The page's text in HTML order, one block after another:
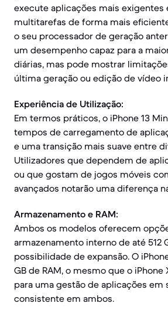
execute aplicações mais exigentes
multitarefas de forma mais
o seu processador de geração
um desempenho capaz para a
diárias, mas pode mostrar
última geração ou edição de vídeo
Experiência de Utilização:
Em termos práticos, o iPhone 13
tempos de carregamento de
e uma transição mais suave entre
Utilizadores que dependem de
ou que gostam de jogos móveis
avançados notarão uma diferença
Armazenamento e RAM:
Ambos os modelos oferecem
armazenamento interno de até 512
possibilidade de expansão. O
GB de RAM, o mesmo que o
para uma gestão de aplicações em
consistente em ambos.